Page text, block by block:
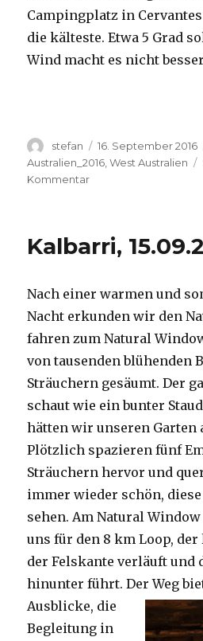
Campingplatz in
die kälteste. Etwa 5 Grad
Wind macht es nicht
Autor
stefan
Veröffentlicht
am
16. September 2016
Australien_2016 ,West Australien
Kommentarzu
Kalbarri,
Nach einer warmen und
Nacht erkunden wir den
fahren zum Natural
von tausenden blühenden
Sträuchern gesäumt. Der
schaut wie ein bunter
hätten wir unseren Garten
Plötzlich spazieren fünf
Sträuchern hervor und
immer wieder schön,
sehen. Am Natural
uns für den 8 km Loop,
der Felskante verläuft und
hinunter führt. Der Weg
Ausblicke, die
Begleitung in